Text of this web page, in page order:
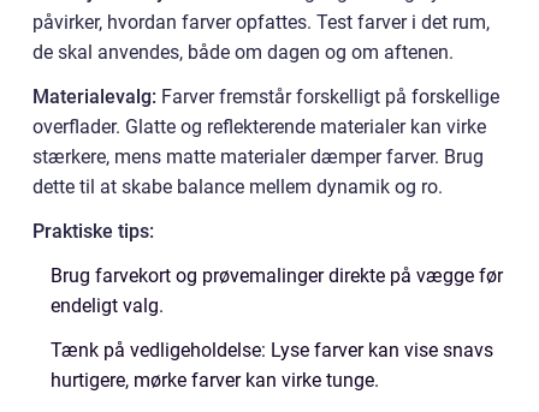
påvirker, hvordan farver opfattes. Test farver i det rum,
de skal anvendes, både om dagen og om aftenen.
Materialevalg: Farver fremstår forskelligt på forskellige
overflader. Glatte og reflekterende materialer kan virke
stærkere, mens matte materialer dæmper farver. Brug
dette til at skabe balance mellem dynamik og ro.
Praktiske tips:
Brug farvekort og prøvemalinger direkte på vægge før
endeligt valg.
Tænk på vedligeholdelse: Lyse farver kan vise snavs
hurtigere, mørke farver kan virke tunge.